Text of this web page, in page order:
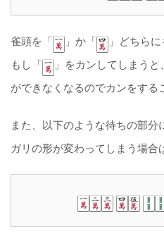
雀頭を「 」か「
」どちら
もし「
」をカンしてしまうと
ができなくなるのでカンをする
また、以下のような待ちの部
ガリの形が変わってしまう場合